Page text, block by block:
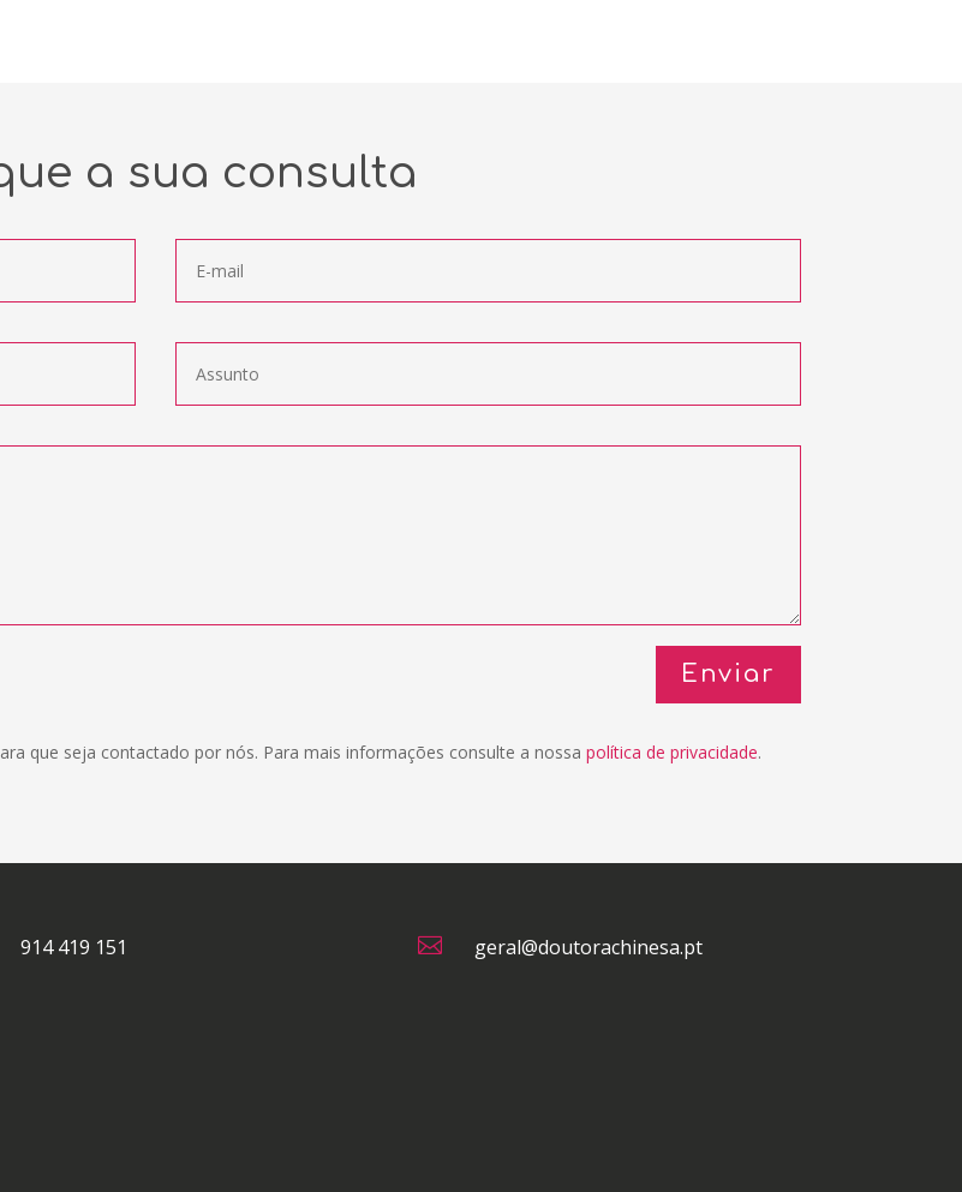
a sua consulta
Enviar
que seja contactado por nós. Para mais informações consulte a nossapolítica de privacidade.
914 419 151  geral@doutorachinesa.pt